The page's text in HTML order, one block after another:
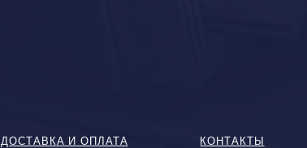
ДОСТАВКА И ОПЛАТА КОНТАКТЫ